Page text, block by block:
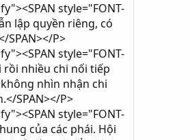
style="FONT-
lập quyền riêng, có
P>
style="FONT-
rồi nhiều chi nối tiếp
nhìn nhận chi
SPAN></P>
style="FONT-
của các phái. Hội